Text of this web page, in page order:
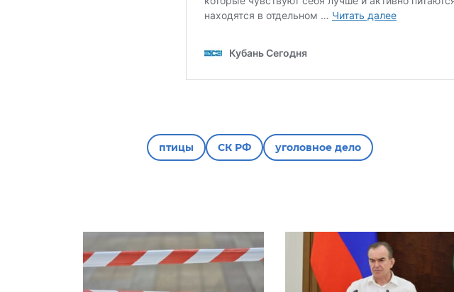
птицы СК РФ уголовное дело